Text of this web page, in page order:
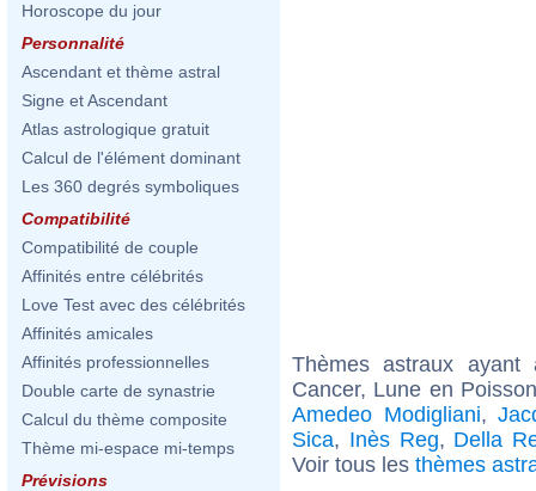
Horoscope du jour
Personnalité
Ascendant et thème astral
Signe et Ascendant
Atlas astrologique gratuit
Calcul de l'élément dominant
Les 360 degrés symboliques
Compatibilité
Compatibilité de couple
Affinités entre célébrités
Love Test avec des célébrités
Affinités amicales
Affinités professionnelles
Double carte de synastrie
Calcul du thème composite
Thème mi-espace mi-temps
Prévisions
Thèmes astraux
Cancer, Lune en
Amedeo Modigliani,
Sica, Inès Reg, Della
Voir tous les thèmes